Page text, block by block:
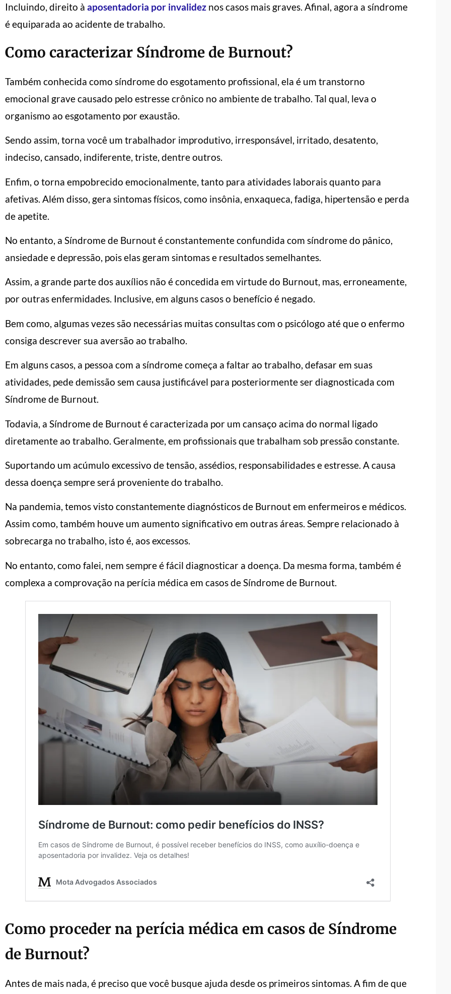
Incluindo, direito à aposentadoria por invalidez nos casos mais graves. Afinal, agora a síndrome
é equiparada ao acidente de trabalho.
Como caracterizar Síndrome de Burnout?
Também conhecida como síndrome do esgotamento profissional, ela é um transtorno
emocional grave causado pelo estresse crônico no ambiente de trabalho. Tal qual, leva o
organismo ao esgotamento por exaustão.
Sendo assim, torna você um trabalhador improdutivo, irresponsável, irritado, desatento,
indeciso, cansado, indiferente, triste, dentre outros.
Enfim, o torna empobrecido emocionalmente, tanto para atividades laborais quanto para
afetivas. Além disso, gera sintomas físicos, como insônia, enxaqueca, fadiga, hipertensão e perda
de apetite.
No entanto, a Síndrome de Burnout é constantemente confundida com síndrome do pânico,
ansiedade e depressão, pois elas geram sintomas e resultados semelhantes.
Assim, a grande parte dos auxílios não é concedida em virtude do Burnout, mas, erroneamente,
por outras enfermidades. Inclusive, em alguns casos o benefício é negado.
Bem como, algumas vezes são necessárias muitas consultas com o psicólogo até que o enfermo
consiga descrever sua aversão ao trabalho.
Em alguns casos, a pessoa com a síndrome começa a faltar ao trabalho, defasar em suas
atividades, pede demissão sem causa justificável para posteriormente ser diagnosticada com
Síndrome de Burnout.
Todavia, a Síndrome de Burnout é caracterizada por um cansaço acima do normal ligado
diretamente ao trabalho. Geralmente, em profissionais que trabalham sob pressão constante.
Suportando um acúmulo excessivo de tensão, assédios, responsabilidades e estresse. A causa
dessa doença sempre será proveniente do trabalho.
Na pandemia, temos visto constantemente diagnósticos de Burnout em enfermeiros e médicos.
Assim como, também houve um aumento significativo em outras áreas. Sempre relacionado à
sobrecarga no trabalho, isto é, aos excessos.
No entanto, como falei, nem sempre é fácil diagnosticar a doença. Da mesma forma, também é
complexa a comprovação na perícia médica em casos de Síndrome de Burnout.
Como proceder na perícia médica em casos de Síndrome
de Burnout?
Antes de mais nada, é preciso que você busque ajuda desde os primeiros sintomas. A fim de que